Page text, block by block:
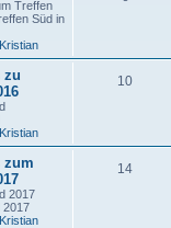
Treffen
Süd in
Kristian
zu
Kristian
10
zum
2017
2017
Kristian
14